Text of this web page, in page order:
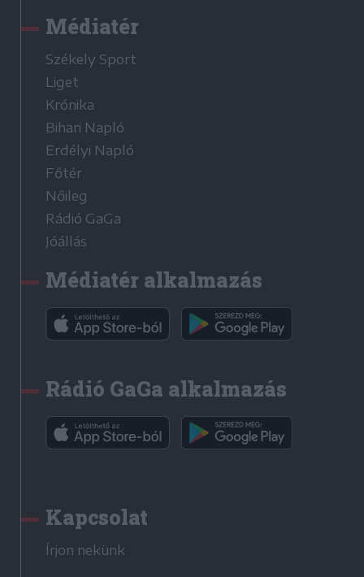
Médiatér
Székely Sport
Liget
Krónika
Bihari Napló
Erdélyi Napló
Főtér
Nőileg
Rádió GaGa
Jóállás
Médiatér alkalmazás
Rádió GaGa alkalmazás
Kapcsolat
Írjon nekünk